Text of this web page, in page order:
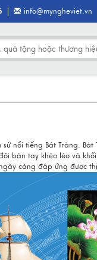
info@myngheviet.vn
nổi tiếng Bát Tràng.
bàn tay khéo léo và
càng đáp ứng được